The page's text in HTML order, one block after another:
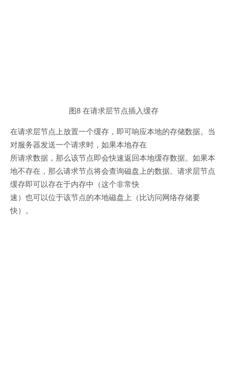
图8 在请求层节点插入缓存
在请求层节点上放置一个缓存，即可响应本地的存储数据。当
对服务器发送一个请求时，如果本地存在
所请求数据，那么该节点即会快速返回本地缓存数据。如果本
地不存在，那么请求节点将会查询磁盘上的数据。请求层节点
缓存即可以存在于内存中（这个非常快
速）也可以位于该节点的本地磁盘上（比访问网络存储要
快）。